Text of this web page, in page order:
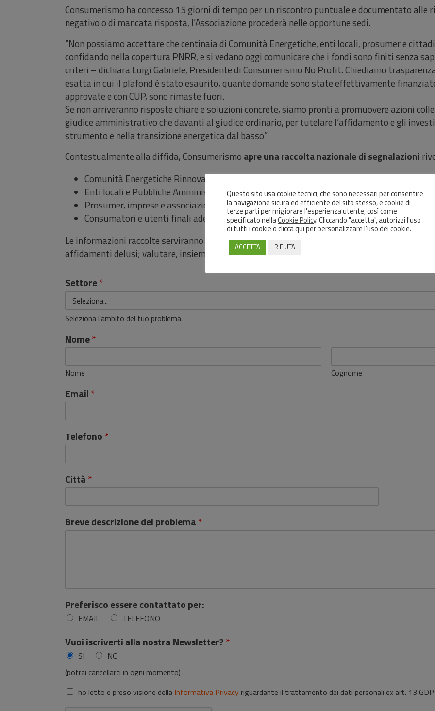
Consumerismo ha concesso 15 giorni di tempo per un riscontro puntuale e documentato alle
negativo o di mancata risposta, l’Associazione procederà nelle opportune sedi.
“Non possiamo accettare che centinaia di Comunità Energetiche, enti locali, prosumer e
confidando nella copertura PNRR, e si vedano oggi comunicare che i fondi sono finiti senza
criteri – dichiara Luigi Gabriele, Presidente di Consumerismo No Profit. Chiediamo
esatta in cui il plafond è stato esaurito, quante domande sono state effettivamente
approvate e con CUP, sono rimaste fuori.
Se non arriveranno risposte chiare e soluzioni concrete, siamo pronti a promuovere azioni
giudice amministrativo che davanti al giudice ordinario, per tutelare l’affidamento e gli
strumento e nella transizione energetica dal basso”
Contestualmente alla diffida, Consumerismo apre una raccolta nazionale di segnalazioni
Comunità Energetiche Rinnovabili (CER)
Enti locali e Pubbliche Amministrazioni (Comuni, Unioni, ecc.)
Prosumer, imprese e associazioni coinvolte in progetti di comunità energetica
Consumatori e utenti finali aderenti o coinvolti nei progetti
Le informazioni raccolte serviranno a mappare in modo puntuale la dimensione del
affidamenti delusi; valutare, insieme ai legali dell’Associazione, le iniziative collettive e
Settore*
Seleziona l'ambito del tuo problema.
Nome*
Nome Cognome
Email*
Telefono*
Città*
Breve descrizione del problema*
Preferisco essere contattato per:
EMAIL TELEFONO
Vuoi iscriverti alla nostra Newsletter?*
SI
NO
(potrai cancellarti in ogni momento)
P
ho letto e preso visione della Informativa Privacy riguardante il trattamento dei dati personali ex art. 13
Questo sito usa cookie tecnici, che sono necessari per consentire
la navigazione sicura ed efficiente del sito stesso, e cookie di
terze parti per migliorare l'esperienza utente, così come
specificato nellaCookie Policy. Cliccando "accetta", autorizzi l'uso
di tutti i cookie oclicca qui per personalizzare l'uso dei cookie.
ACCETTA RIFIUTA